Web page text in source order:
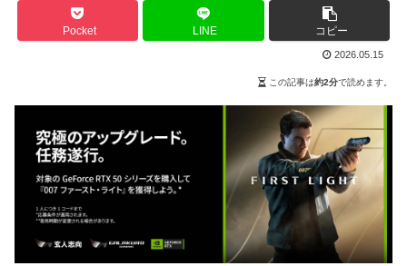
Pocket LINE コピー
2026.05.15
この記事は約2分で読めます。